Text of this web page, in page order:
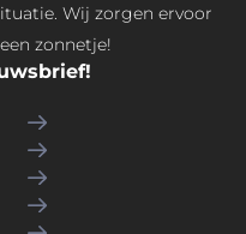
Wij zorgen ervoor
zonnetje!